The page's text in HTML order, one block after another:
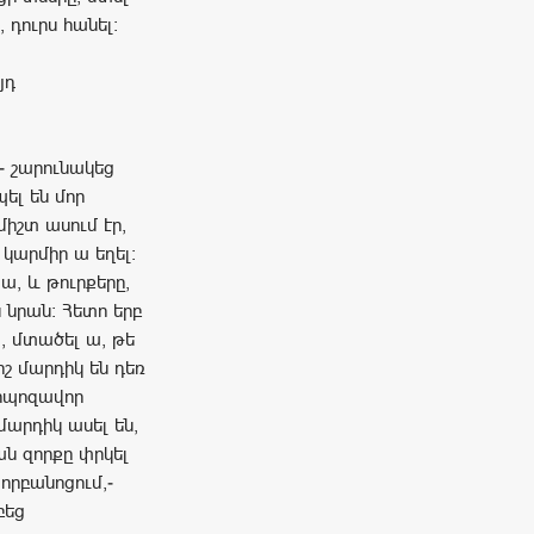
հանել:
շարունակեց
են մոր
ասում էր,
ա եղել:
և թուրքերը,
նրան: Հետո երբ
մտածել ա, թե
մարդիկ են դեռ
ասել են,
զորքը փրկել